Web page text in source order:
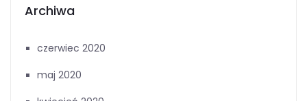
Archiwa
czerwiec 2020
maj 2020